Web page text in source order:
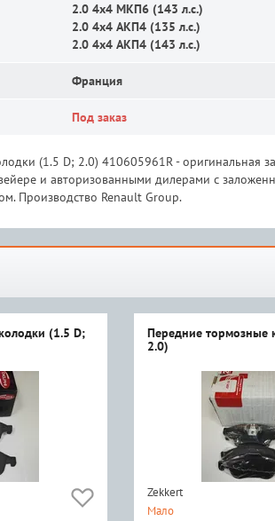
2.0 4x4 MКП6 (143 л.с.)
2.0 4x4 АКП4 (135 л.с.)
2.0 4x4 АКП4 (143 л.с.)
Франция
Под заказ
(1.5 D; 2.0) 410605961R - оригинальная
и авторизованными дилерами с
Производство Renault Group.
(1.5 D;
Передние тормозные
2.0)
Zekkert
Мало